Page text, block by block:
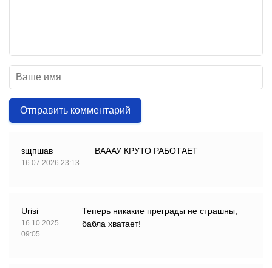
Отправить комментарий
зщпшав
16.07.2026 23:13
ВАААУ КРУТО РАБОТАЕТ
Urisi
16.10.2025
09:05
Теперь никакие преграды не страшны,
бабла хватает!